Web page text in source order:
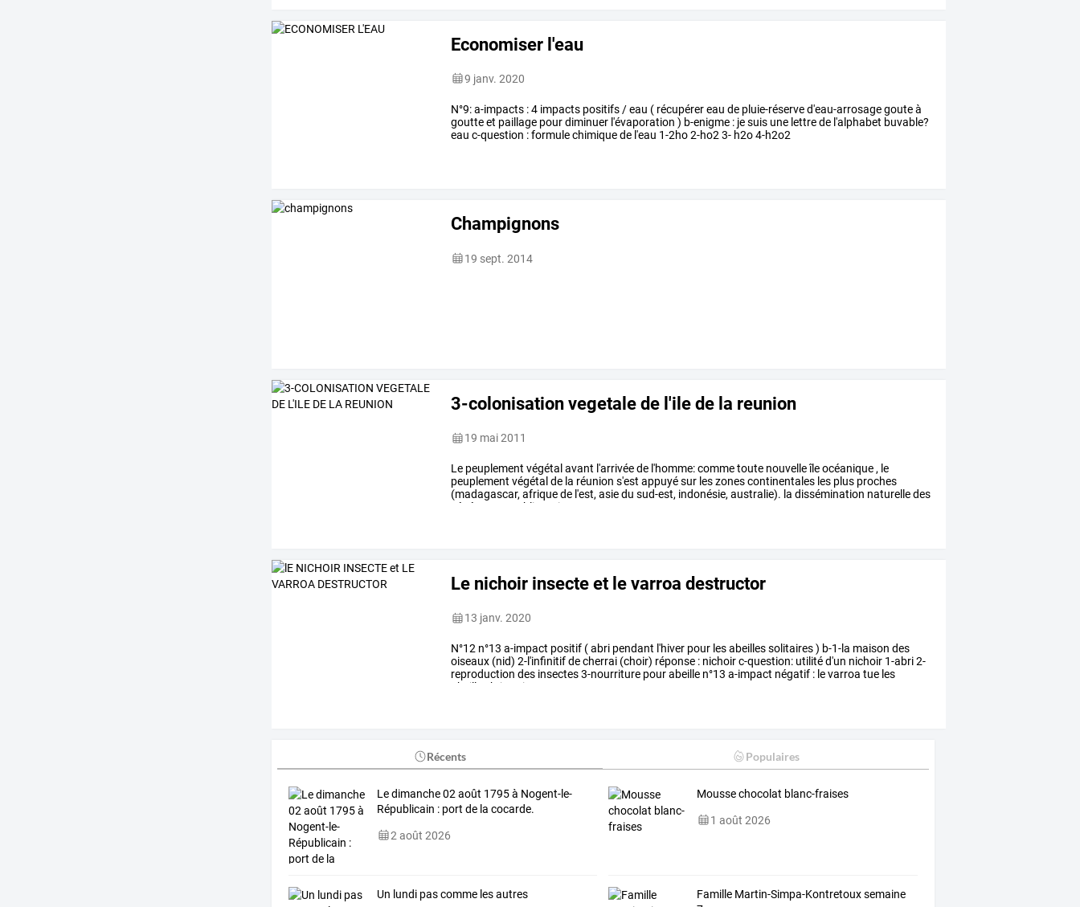
Economiser l'eau
9 janv. 2020
N°9: a-impacts : 4 impacts positifs / eau ( récupérer eau de pluie-réserve d'eau-arrosage goute à
goutte et paillage pour diminuer l'évaporation ) b-enigme : je suis une lettre de l'alphabet buvable?
eau c-question : formule chimique de l'eau 1-2ho 2-ho2 3- h2o 4-h2o2
Champignons
19 sept. 2014
3-colonisation vegetale de l'ile de la reunion
19 mai 2011
Le peuplement végétal avant l'arrivéede l'homme:commetoute nouvelleîleocéanique, le
peuplement végétal de la réunion s'est appuyésur leszonescontinentales les plus proches
(madagascar,afriquede l'est,asiedu sud-est, indonésie,australie). la dissémination naturelledes
végétaux
obligatoirement
Le nichoir insecte et le varroa destructor
13 janv. 2020
N°12 n°13 a-impact positif (abri pendant l'hiver pour lesabeillessolitaires) b-1-la maison des
oiseaux (nid) 2-l'infinitifdecherrai (choir) réponse : nichoirc-question: utilitéd'un nichoir 1-abri2-
reproduction des insectes3-nourriture pourabeille n°13 a-impact négatif : levarroa tue les
abeilles
b-je suis
Récents Populaires
Le dimanche 02 août 1795 à Nogent-le-
Républicain : port de la cocarde.
2 août 2026
Mousse chocolat blanc-fraises
1 août 2026
Un lundi pas comme les autres
Famille Martin-Simpa-Kontretoux semaine